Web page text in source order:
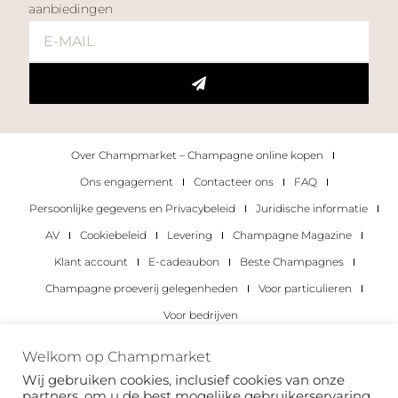
aanbiedingen
Over Champmarket – Champagne online kopen
Ons engagement
Contacteer ons
FAQ
Persoonlijke gegevens en Privacybeleid
Juridische informatie
AV
Cookiebeleid Levering
Champagne Magazine
Klant account
E-cadeaubon
Beste Champagnes
Champagne proeverij gelegenheden
Voor particulieren
Voor bedrijven
Copyright 2022 © alle rechten voorbehouden.
Welkom op Champmarket
Wij gebruiken cookies, inclusief cookies van onze